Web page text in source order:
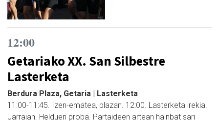
12:00
Getariako XX. San Silbestre
Lasterketa
Berdura Plaza, Getaria | Lasterketa
11:00-11:45. Izen-ematea, plazan. 12:00. Lasterketa irekia.
Jarraian. Helduen proba. Partaideen artean hainbat sari